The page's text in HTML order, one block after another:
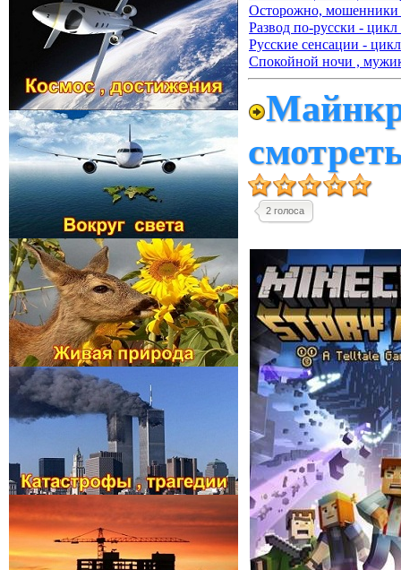
Осторожно, мошенники
Развод по-русски - цикл
Русские сенсации -
Спокойной ночи ,
2 голоса